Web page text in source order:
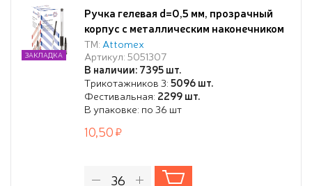
Ручка гелевая d=0,5 мм, прозрачный
корпус с металлическим наконечником
и каучуковым держателем, сменный
стержень, индивидуальная
маркировка, черная
ТМ: Attomex
Артикул: 5051307
В наличии: 7395 шт.
Трикотажников 3:5096 шт.
Фестивальная: 2299 шт.
В упаковке: по 36 шт
ЗАКЛАДКА
10,50